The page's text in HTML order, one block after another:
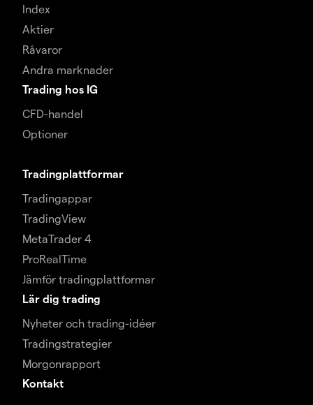
Index
Aktier
Råvaror
Andra marknader
Trading hos IG
CFD-handel
Optioner
Tradingplattformar
Tradingappar
TradingView
MetaTrader 4
ProRealTime
Jämför tradingplattformar
Lär dig trading
Nyheter och trading-idéer
Tradingstrategier
Morgonrapport
Kontakt